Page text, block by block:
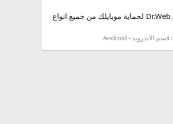
برنامج 2027 Dr.Web Anti Virus v6.00 لحماية موبايلك من جميع انواع الفايروسات قوي جدا السلام عليكم برنامج 2027 Dr.Web Anti Virus v6.00 لحماية موبايلك من جميع انواع
قسم الاندرويد - Android